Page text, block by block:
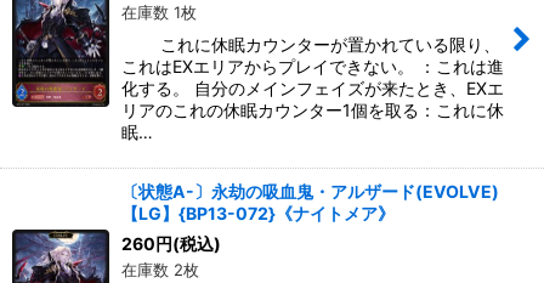
在庫数 1枚
これに休眠カウンターが置かれている限り、
これはEXエリアからプレイできない。 ：これは進
化する。 自分のメインフェイズが来たとき、EXエ
リアのこれの休眠カウンター1個を取る：これに休
眠…
〔状態A-〕永劫の吸血鬼・アルザード(EVOLVE)
【LG】{BP13-072}《ナイトメア》
260円(税込)
在庫数 2枚